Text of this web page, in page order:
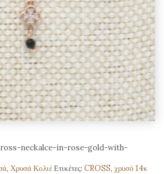
neckalce-in-rose-gold-with-
, Χρυσά ΚολιέΕτικέτες: CROSS, χρυσό 14κ